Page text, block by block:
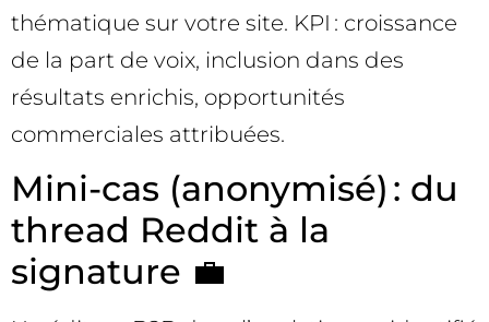
thématique sur votre site. KPI : croissance
de la part de voix, inclusion dans des
résultats enrichis, opportunités
commerciales attribuées.
Mini-cas (anonymisé) : du
thread Reddit à la
signature 💼